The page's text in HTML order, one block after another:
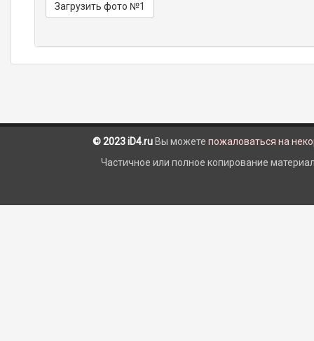
Загрузить фото №1
© 2023 iD4.ru Вы можете пожаловаться на
Частичное или полное копирование